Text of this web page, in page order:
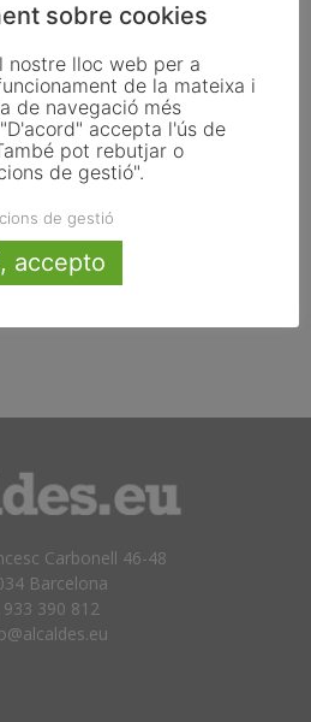
correu electrònic i el lloc web en
de revisar els comentaris i de no
Carbonell 46-48
Barcelona
933 390 812
sobre cookies
nostre lloc web per a
de la mateixa i
de navegació més
accepta l'ús de
pot rebutjar o
de gestió".
de gestió
accepto